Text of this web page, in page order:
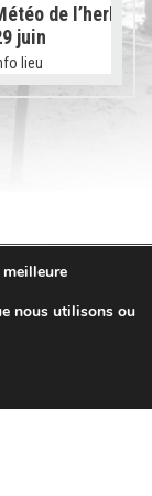
de l’herbe –
juin
lieu
Météo de l’herbe –
lieu
juin
nous utilisons ou